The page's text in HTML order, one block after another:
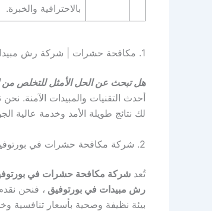
بالاحترافية والخبرة.
1. مكافحة حشرات | شركة رش مبيدات في بورتوفيق | شركة ابادة حشرات | “+شركة+مكافحة+حشرات+في+بورتوفيق +”
هل تبحث عن الحل الأمثل للتخلص
أحدث التقنيات والمبيدات الآمنة.
لك نتائج طويلة الأمد وخدمة عالية
2. شركة مكافحة حشرات في بورتوفيق شاملة |
تُعد شركة مكافحة حشرات في
رش مبيدات في بورتوفيق ، فنحن
بيئة نظيفة وصحية بأسعار تنافسية